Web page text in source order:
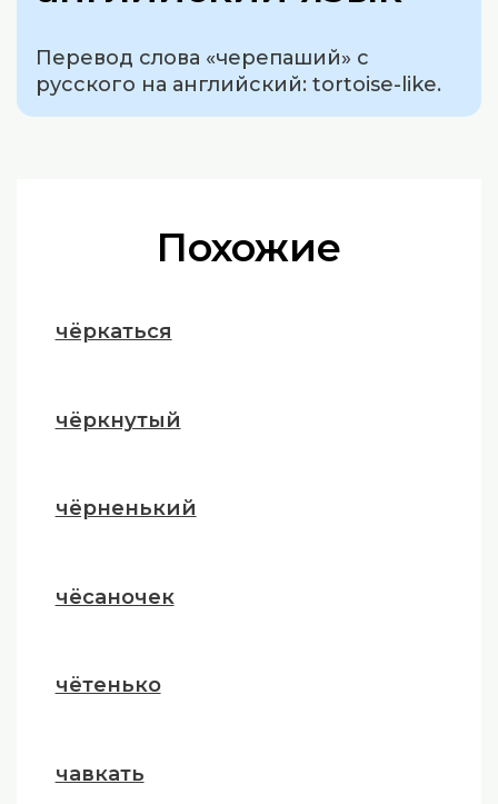
Перевод слова «черепаший» с
русского на английский: tortoise-like.
Похожие
чёркаться
чёркнутый
чёрненький
чёсаночек
чётенько
чавкать